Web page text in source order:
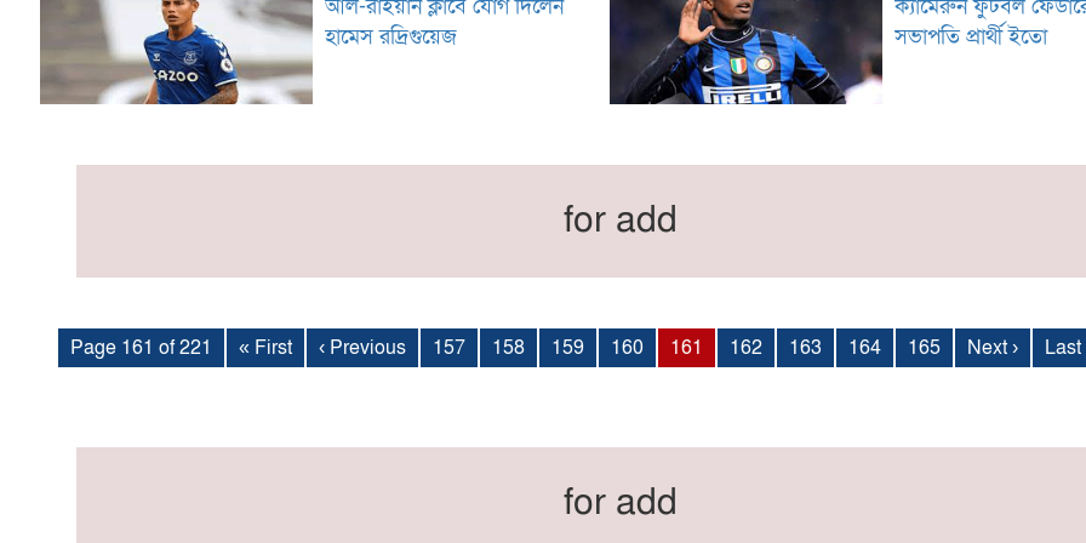
আল-রাইয়ান ক্লাবে যোগ দিলেন
হামেস রদ্রিগুয়েজ
ক্যামেরুন ফুটবল
সভাপতি প্রার্থী ইতো
for add
Page 161 of 221 « First ‹ Previous 157 158 159 160 161 162 163 164 165 Next › Last
for add